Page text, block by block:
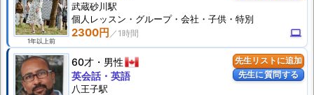
1年以上前
2300円 computer
武蔵砂川駅
個人 レッスン ・グループ・会社・子供・特別
先生リストに追加
先生に質問する
60才 男性
英会話・英語
八王子駅